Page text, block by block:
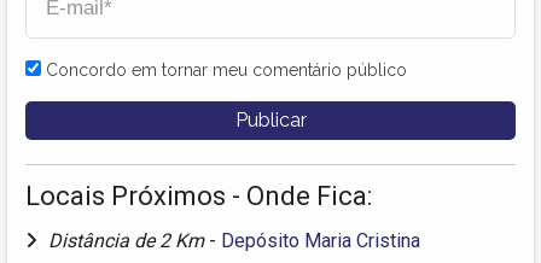
Concordo em tornar meu comentário público
Locais Próximos - Onde Fica:
Distância de 2 Km - Depósito Maria Cristina